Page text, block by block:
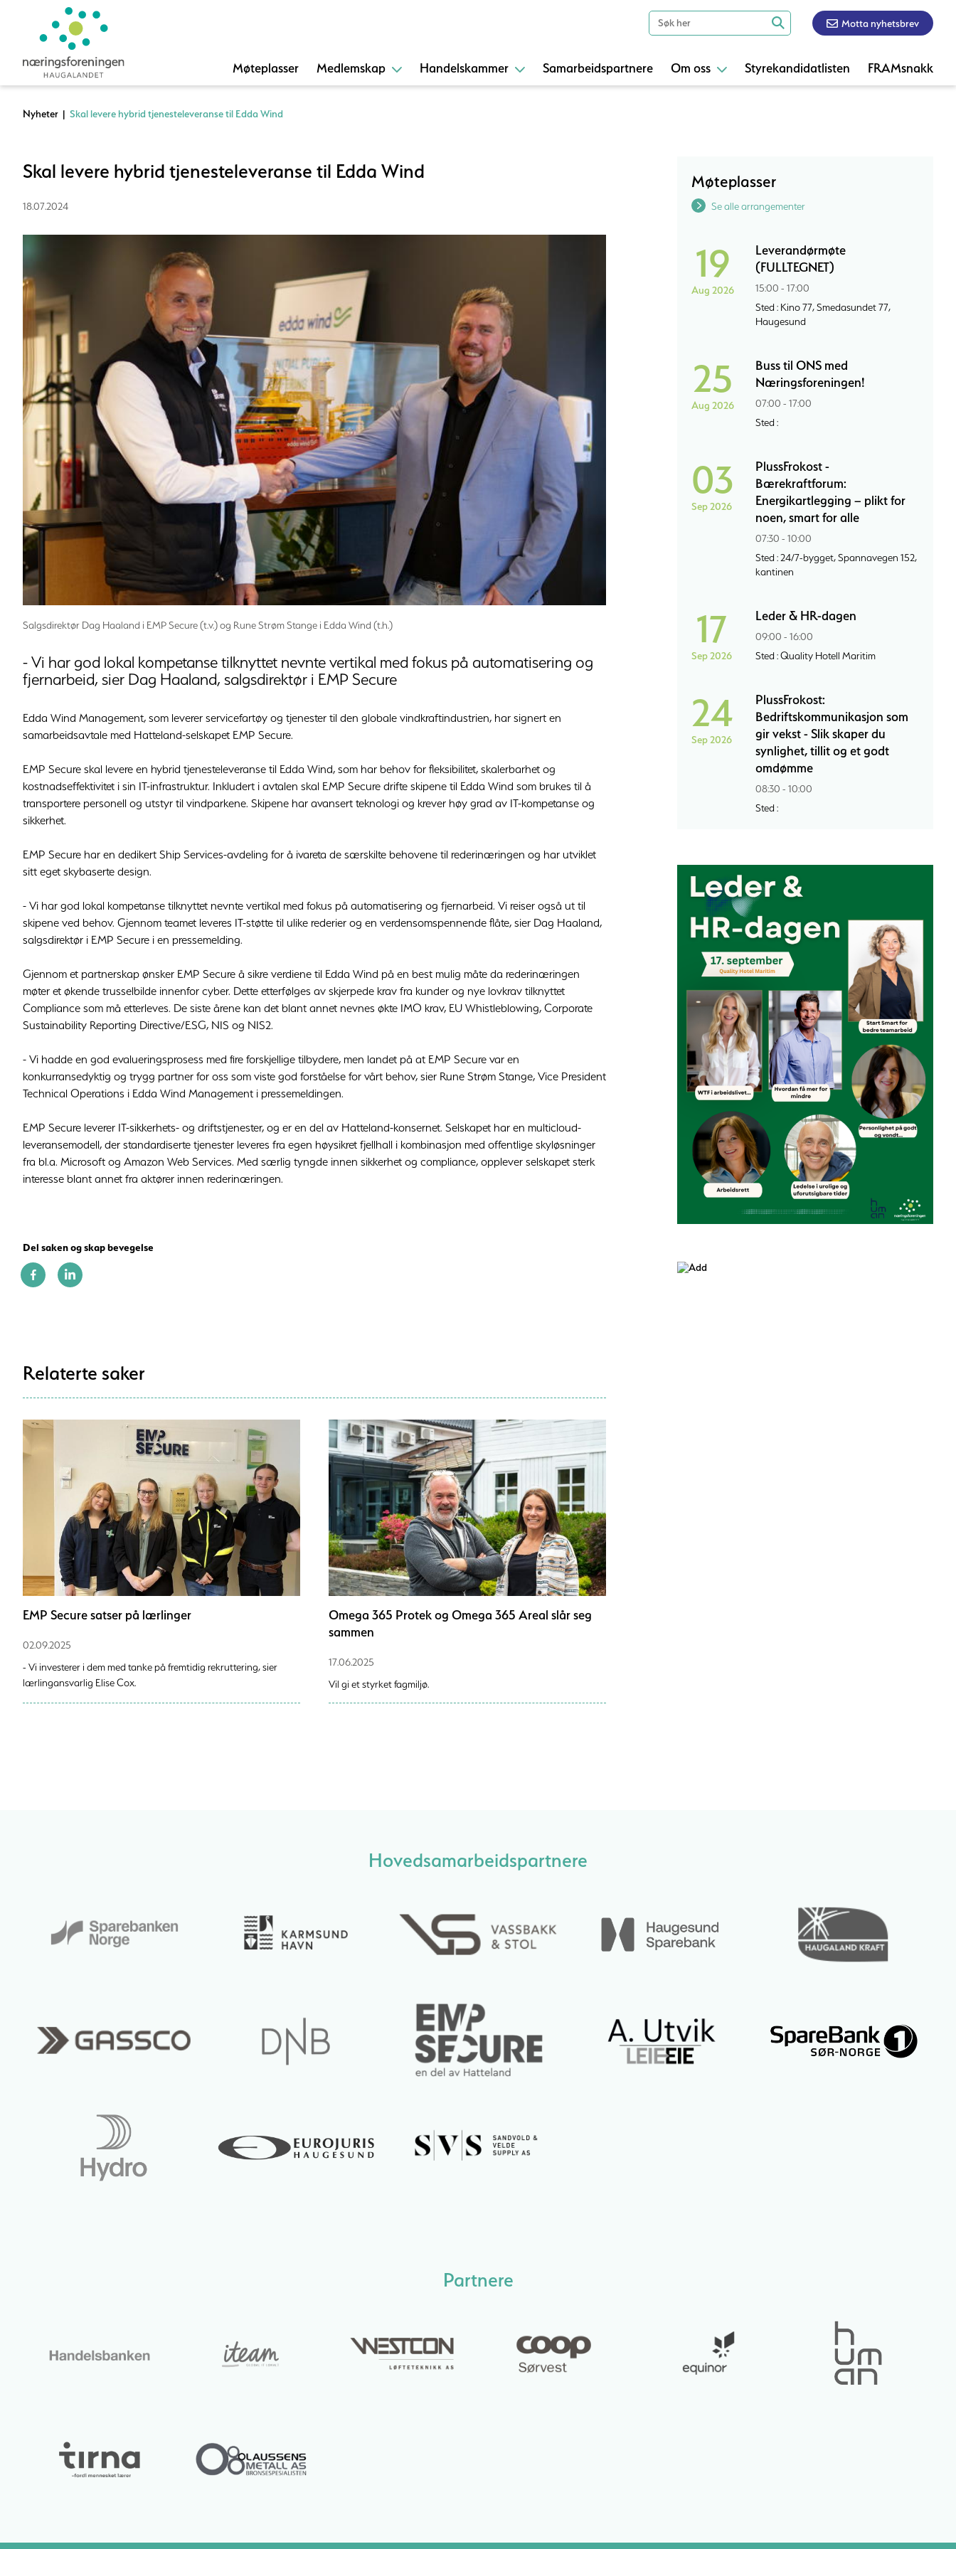
Motta nyhetsbrev
Møteplasser Medlemskap Handelskammer Samarbeidspartnere Om oss Styrekandidatlisten FRAMsnakk
Nyheter | Skal levere hybrid tjenesteleveranse til Edda Wind
Skal levere hybrid tjenesteleveranse til Edda Wind
18.07.2024
Salgsdirektør Dag Haaland i EMP Secure (t.v.) og Rune Strøm Stange i Edda Wind (t.h.)
- Vi har god lokal kompetanse tilknyttet nevnte vertikal med fokus på automatisering og
fjernarbeid, sier Dag Haaland, salgsdirektør i EMP Secure
Edda Wind Management, som leverer servicefartøy og tjenester til den globale vindkraftindustrien, har signert en
samarbeidsavtale med Hatteland-selskapet EMP Secure.
EMP Secure skal levere en hybrid tjenesteleveranse til Edda Wind, som har behov for fleksibilitet, skalerbarhet og
kostnadseffektivitet i sin IT-infrastruktur. Inkludert i avtalen skal EMP Secure drifte skipene til Edda Wind som brukes til å
transportere personell og utstyr til vindparkene. Skipene har avansert teknologi og krever høy grad av IT-kompetanse og
sikkerhet.
EMP Secure har en dedikert Ship Services-avdeling for å ivareta de særskilte behovene til rederinæringen og har utviklet
sitt eget skybaserte design.
- Vi har god lokal kompetanse tilknyttet nevnte vertikal med fokus på automatisering og fjernarbeid. Vi reiser også ut til
skipene ved behov. Gjennom teamet leveres IT-støtte til ulike rederier og en verdensomspennende flåte, sier Dag Haaland,
salgsdirektør i EMP Secure i en pressemelding.
Gjennom et partnerskap ønsker EMP Secure å sikre verdiene til Edda Wind på en best mulig måte da rederinæringen
møter et økende trusselbilde innenfor cyber. Dette etterfølges av skjerpede krav fra kunder og nye lovkrav tilknyttet
Compliance som må etterleves. De siste årene kan det blant annet nevnes økte IMO krav, EU Whistleblowing, Corporate
Sustainability Reporting Directive/ESG, NIS og NIS2.
- Vi hadde en god evalueringsprosess med fire forskjellige tilbydere, men landet på at EMP Secure var en
konkurransedyktig og trygg partner for oss som viste god forståelse for vårt behov, sier Rune Strøm Stange, Vice President
Technical Operations i Edda Wind Management i pressemeldingen.
EMP Secure leverer IT-sikkerhets- og driftstjenester, og er en del av Hatteland-konsernet. Selskapet har en multicloud-
leveransemodell, der standardiserte tjenester leveres fra egen høysikret fjellhall i kombinasjon med offentlige skyløsninger
fra bl.a. Microsoft og Amazon Web Services. Med særlig tyngde innen sikkerhet og compliance, opplever selskapet sterk
interesse blant annet fra aktører innen rederinæringen.
Del saken og skap bevegelse
Relaterte saker
EMP Secure satser på lærlinger
02.09.2025
- Vi investerer i dem med tanke på fremtidig rekruttering, sier
lærlingansvarlig Elise Cox.
Omega 365 Protek og Omega 365 Areal slår seg
sammen
17.06.2025
Vil gi et styrket fagmiljø.
Møteplasser
Se alle arrangementer
19
Aug 2026
Leverandørmøte
(FULLTEGNET)
15:00 - 17:00
Sted : Kino 77, Smedasundet 77,
Haugesund
25
Aug 2026
Buss til ONS med
Næringsforeningen!
07:00 - 17:00
Sted :
03
Sep 2026
PlussFrokost -
Bærekraftforum:
Energikartlegging – plikt for
noen, smart for alle
07:30 - 10:00
Sted : 24/7-bygget, Spannavegen 152,
kantinen
17
Sep 2026
Leder & HR-dagen
09:00 - 16:00
Sted : Quality Hotell Maritim
24
Sep 2026
PlussFrokost:
Bedriftskommunikasjon som
gir vekst - Slik skaper du
synlighet, tillit og et godt
omdømme
08:30 - 10:00
Sted :
Hovedsamarbeidspartnere
Partnere